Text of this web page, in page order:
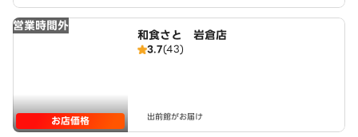
営業時間外
お店価格
和食さと 岩倉店
3.7(43)
出前館がお届け